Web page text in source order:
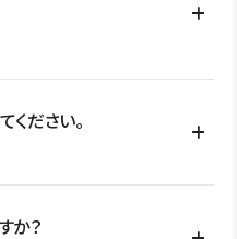
ます。詳しくは料金プランペ
て更新範囲を設計しておく
運用できます。 さらにコン
新作業を進めやすくなりま
ください。
安全に利用できるよう、通信
か？